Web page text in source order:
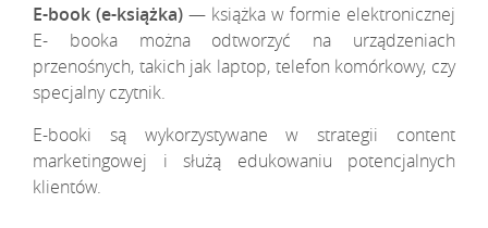
E-book (e-książka) — książka w formie elektronicznej
E- booka można odtworzyć na urządzeniach
przenośnych, takich jak laptop, telefon komórkowy, czy
specjalny czytnik.
E-booki są wykorzystywane w strategii content
marketingowej i służą edukowaniu potencjalnych
klientów.